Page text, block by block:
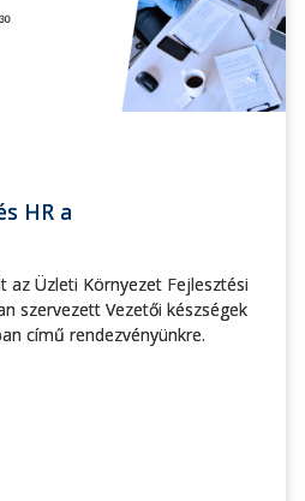
HR a
az Üzleti Környezet Fejlesztési
szervezett Vezetői készségek
című rendezvényünkre.